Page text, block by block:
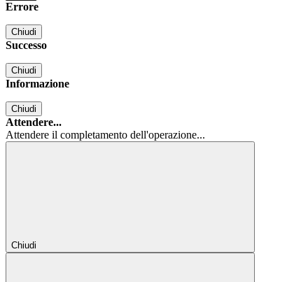
Errore
Chiudi
Successo
Chiudi
Informazione
Chiudi
Attendere...
Attendere il completamento dell'operazione...
Chiudi